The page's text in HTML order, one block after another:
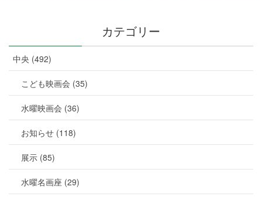
カテゴリー
中央 (492)
こども映画会 (35)
水曜映画会 (36)
お知らせ (118)
展示 (85)
水曜名画座 (29)